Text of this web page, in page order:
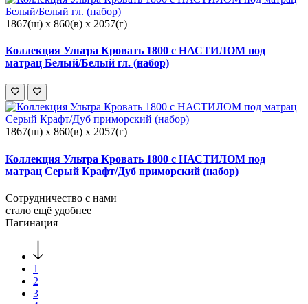
1867(ш) x 860(в) x 2057(г)
Коллекция Ультра Кровать 1800 с НАСТИЛОМ под
матрац Белый/Белый гл. (набор)
1867(ш) x 860(в) x 2057(г)
Коллекция Ультра Кровать 1800 с НАСТИЛОМ под
матрац Серый Крафт/Дуб приморский (набор)
Сотрудничество с нами
стало ещё удобнее
Пагинация
1
2
3